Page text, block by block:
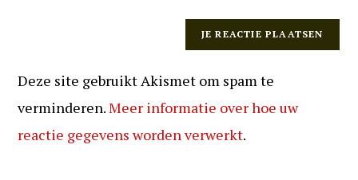
Deze site gebruikt Akismet om spam te
verminderen.Meer informatie over hoe uw
reactie gegevens worden verwerkt.